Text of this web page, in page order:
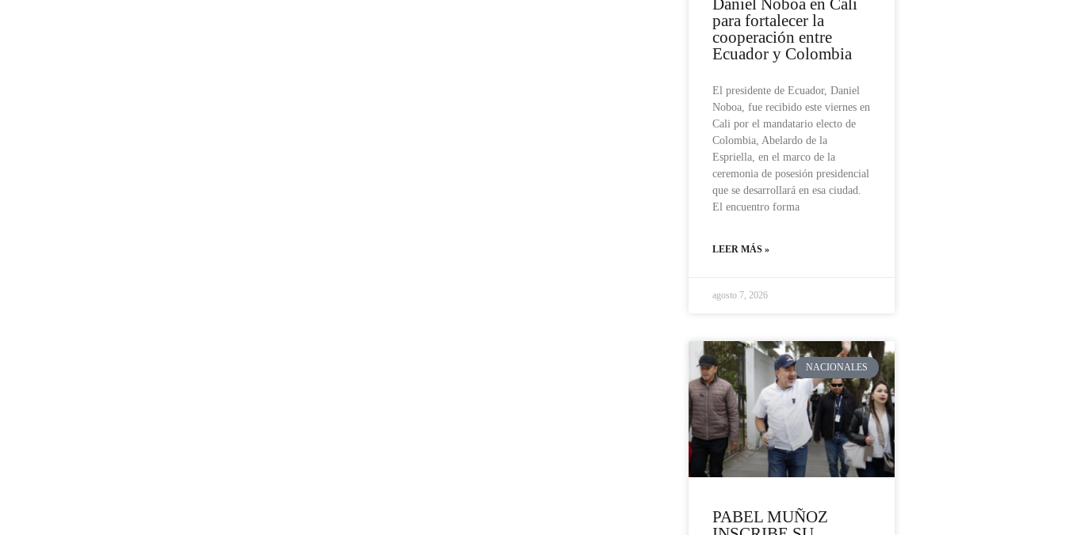
Daniel Noboa en Cali
para fortalecer la
cooperación entre
Ecuador y Colombia
El presidente de Ecuador, Daniel
Noboa, fue recibido este viernes en
Cali por el mandatario electo de
Colombia, Abelardo de la
Espriella, en el marco de la
ceremonia de posesión presidencial
que se desarrollará en esa ciudad.
El encuentro forma
LEER MÁS »
agosto 7, 2026
NACIONALES
PABEL MUÑOZ